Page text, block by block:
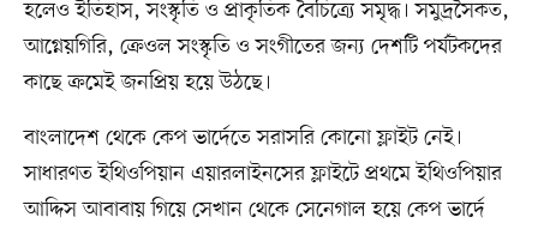
হলেও ইতিহাস, সংস্কৃতি ও প্রাকৃতিক বৈচিত্র্যে সমৃদ্ধ। সমুদ্রসৈকত,
আগ্নেয়গিরি, ক্রেওল সংস্কৃতি ও সংগীতের জন্য দেশটি পর্যটকদের
কাছে ক্রমেই জনপ্রিয় হয়ে উঠছে।
বাংলাদেশ থেকে কেপ ভার্দেতে সরাসরি কোনো ফ্লাইট নেই।
সাধারণত ইথিওপিয়ান এয়ারলাইনসের ফ্লাইটে প্রথমে ইথিওপিয়ার
আদ্দিস আবাবায় গিয়ে সেখান থেকে সেনেগাল হয়ে কেপ ভার্দে